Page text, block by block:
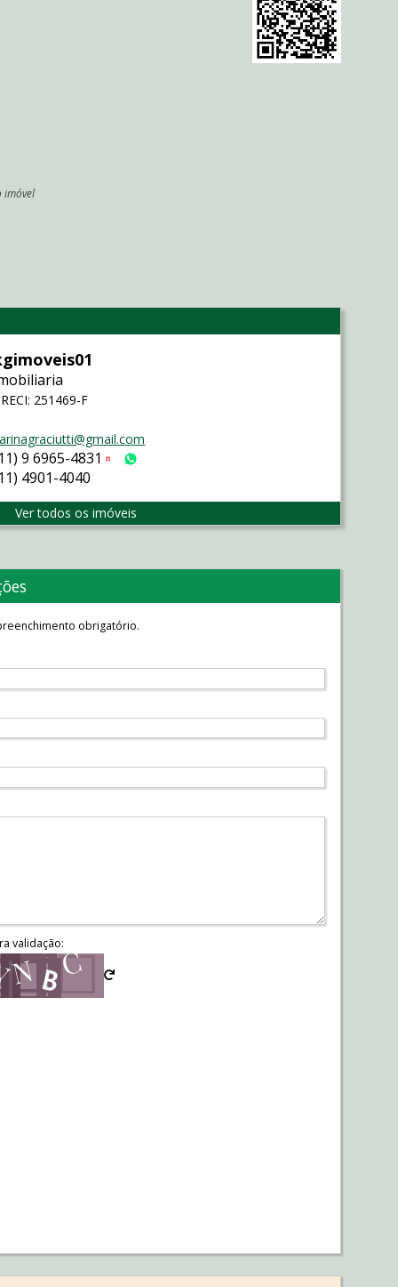
imóvel
251469-F
9 6965-4831 Tim
4901-4040
Ver todos os imóveis
obrigatório.
validação: